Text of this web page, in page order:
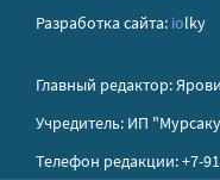
Разработка сайта: iolky
Главный редактор:
Учредитель: ИП
Телефон редакции: +7-